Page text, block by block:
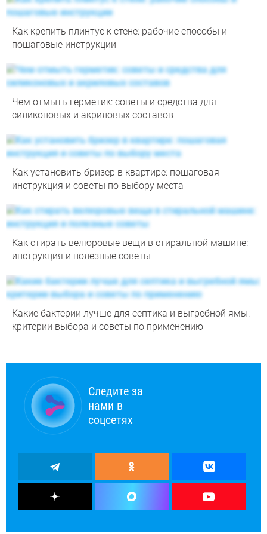
Как крепить плинтус к стене: рабочие способы и
пошаговые инструкции
Чем отмыть герметик: советы и средства для
силиконовых и акриловых составов
Как установить бризер в квартире: пошаговая
инструкция и советы по выбору места
Как стирать велюровые вещи в стиральной машине:
инструкция и полезные советы
Какие бактерии лучше для септика и выгребной ямы:
критерии выбора и советы по применению
Следите за
нами в
соцсетях